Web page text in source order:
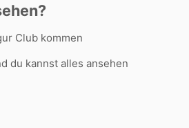
Club kommen
du kannst alles ansehen